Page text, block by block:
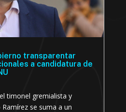
transparentar
a candidatura de
timonel gremialista y
se suma a un